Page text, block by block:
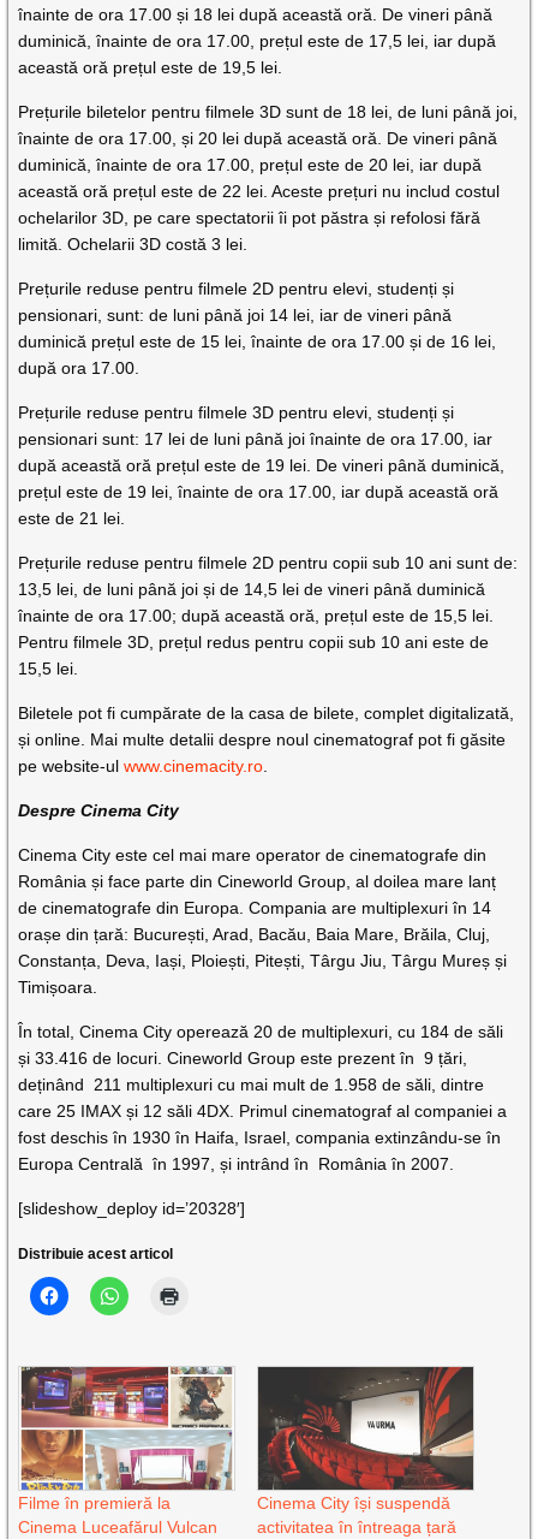
înainte de ora 17.00 și 18 lei după această oră. De vineri până
duminică, înainte de ora 17.00, prețul este de 17,5 lei, iar după
această oră prețul este de 19,5 lei.
Prețurile biletelor pentru filmele 3D sunt de 18 lei, de luni până joi,
înainte de ora 17.00, și 20 lei după această oră. De vineri până
duminică, înainte de ora 17.00, prețul este de 20 lei, iar după
această oră prețul este de 22 lei. Aceste prețuri nu includ costul
ochelarilor 3D, pe care spectatorii îi pot păstra și refolosi fără
limită. Ochelarii 3D costă 3 lei.
Prețurile reduse pentru filmele 2D pentru elevi, studenți și
pensionari, sunt: de luni până joi 14 lei, iar de vineri până
duminică prețul este de 15 lei, înainte de ora 17.00 și de 16 lei,
după ora 17.00.
Prețurile reduse pentru filmele 3D pentru elevi, studenți și
pensionari sunt: 17 lei de luni până joi înainte de ora 17.00, iar
după această oră prețul este de 19 lei. De vineri până duminică,
prețul este de 19 lei, înainte de ora 17.00, iar după această oră
este de 21 lei.
Prețurile reduse pentru filmele 2D pentru copii sub 10 ani sunt de:
13,5 lei, de luni până joi și de 14,5 lei de vineri până duminică
înainte de ora 17.00; după această oră, prețul este de 15,5 lei.
Pentru filmele 3D, prețul redus pentru copii sub 10 ani este de
15,5 lei.
Biletele pot fi cumpărate de la casa de bilete, complet digitalizată,
și online. Mai multe detalii despre noul cinematograf pot fi găsite
pe website-ulwww.cinemacity.ro
Despre Cinema City
Cinema City este cel mai mare operator de cinematografe din
România și face parte din Cineworld Group, al doilea mare lanț
de cinematografe din Europa. Compania are multiplexuri în 14
orașe din țară: București, Arad, Bacău, Baia Mare, Brăila, Cluj,
Constanța, Deva, Iași, Ploiești, Pitești, Târgu Jiu, Târgu Mureș și
Timișoara.
În total, Cinema City operează 20 de multiplexuri, cu 184 de săli
și 33.416 de locuri. Cineworld Group este prezent în 9 țări,
deținând 211 multiplexuri cu mai mult de 1.958 de săli, dintre
care 25 IMAX și 12 săli 4DX. Primul cinematograf al companiei a
fost deschis în 1930 în Haifa, Israel, compania extinzându-se în
Europa Centrală în 1997, și intrând în România în 2007.
[slideshow_deploy id=’20328′]
Distribuie acest articol
Filme în premieră la
Cinema Luceafărul Vulcan
Cinema City își suspendă
activitatea în întreaga țară